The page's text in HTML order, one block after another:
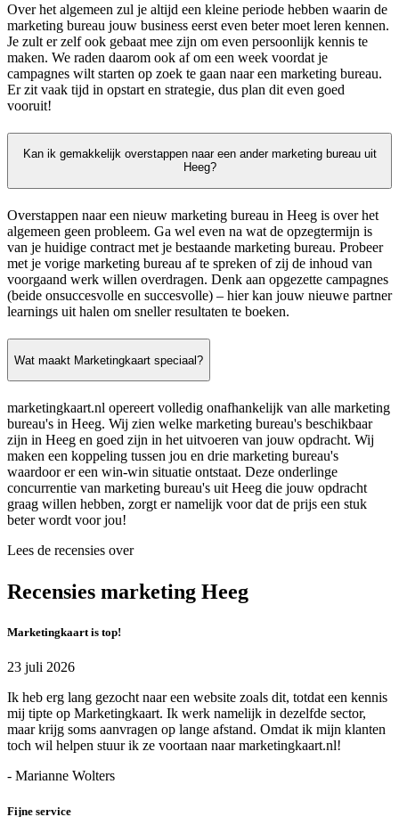
Over het algemeen zul je altijd een kleine periode hebben waarin de
marketing bureau jouw business eerst even beter moet leren kennen.
Je zult er zelf ook gebaat mee zijn om even persoonlijk kennis te
maken. We raden daarom ook af om een week voordat je
campagnes wilt starten op zoek te gaan naar een marketing bureau.
Er zit vaak tijd in opstart en strategie, dus plan dit even goed
vooruit!
Kan ik gemakkelijk overstappen naar een ander marketing bureau uit
Heeg?
Overstappen naar een nieuw marketing bureau in Heeg is over het
algemeen geen probleem. Ga wel even na wat de opzegtermijn is
van je huidige contract met je bestaande marketing bureau. Probeer
met je vorige marketing bureau af te spreken of zij de inhoud van
voorgaand werk willen overdragen. Denk aan opgezette campagnes
(beide onsuccesvolle en succesvolle) – hier kan jouw nieuwe partner
learnings uit halen om sneller resultaten te boeken.
Wat maakt Marketingkaart speciaal?
marketingkaart.nl opereert volledig onafhankelijk van alle marketing
bureau's in Heeg. Wij zien welke marketing bureau's beschikbaar
zijn in Heeg en goed zijn in het uitvoeren van jouw opdracht. Wij
maken een koppeling tussen jou en drie marketing bureau's
waardoor er een win-win situatie ontstaat. Deze onderlinge
concurrentie van marketing bureau's uit Heeg die jouw opdracht
graag willen hebben, zorgt er namelijk voor dat de prijs een stuk
beter wordt voor jou!
Lees de recensies over
Recensies marketing Heeg
Marketingkaart is top!
23 juli 2026
Ik heb erg lang gezocht naar een website zoals dit, totdat een kennis
mij tipte op Marketingkaart. Ik werk namelijk in dezelfde sector,
maar krijg soms aanvragen op lange afstand. Omdat ik mijn klanten
toch wil helpen stuur ik ze voortaan naar marketingkaart.nl!
- Marianne Wolters
Fijne service